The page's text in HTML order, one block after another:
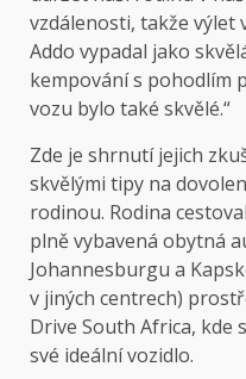
vzdálenosti, takže
Addo vypadal jako
kempování s pohodlím
vozu bylo také skvělé.“
Zde je shrnutí jejich
skvělými tipy na
rodinou. Rodina
plně vybavená obytná
Johannesburgu a
v jiných centrech)
Drive South Africa, kde
své ideální vozidlo.